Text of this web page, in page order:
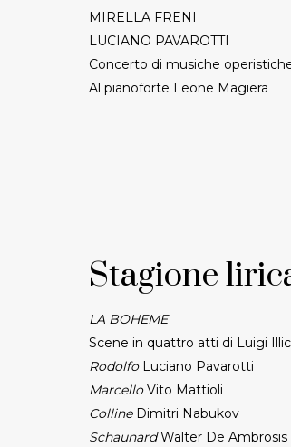
MIRELLA FRENI
LUCIANO PAVAROTTI
Concerto di musiche
Al pianoforte Leone Magiera
Stagione
LA BOHEME
Scene in quattro atti di Luigi
RodolfoLuciano Pavarotti
MarcelloVito Mattioli
CollineDimitri Nabukov
SchaunardWalter De Ambrosis